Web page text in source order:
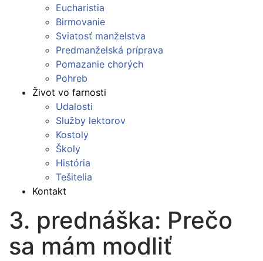
Eucharistia
Birmovanie
Sviatosť manželstva
Predmanželská príprava
Pomazanie chorých
Pohreb
Život vo farnosti
Udalosti
Služby lektorov
Kostoly
Školy
História
Tešitelia
Kontakt
3. prednáška: Prečo
sa mám modliť